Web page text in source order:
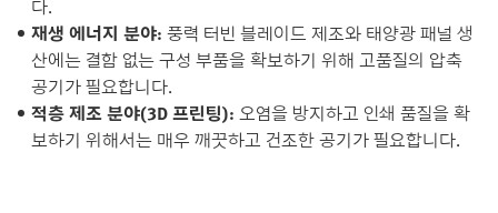
다.
재생 에너지 분야: 풍력 터빈 블레이드 제조와 태양광 패널 생
산에는 결함 없는 구성 부품을 확보하기 위해 고품질의 압축
공기가 필요합니다.
적층 제조 분야(3D 프린팅): 오염을 방지하고 인쇄 품질을 확
보하기 위해서는 매우 깨끗하고 건조한 공기가 필요합니다.